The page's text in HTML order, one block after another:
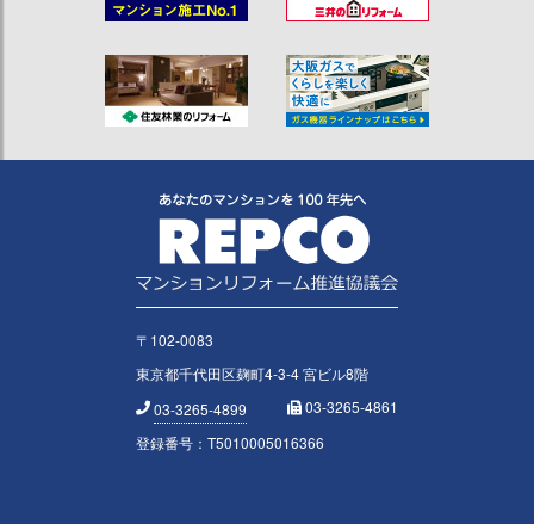
〒102-0083
東京都千代田区麹町4-3-4 宮ビル8階
03-3265-4899
03-3265-4861
登録番号：T5010005016366